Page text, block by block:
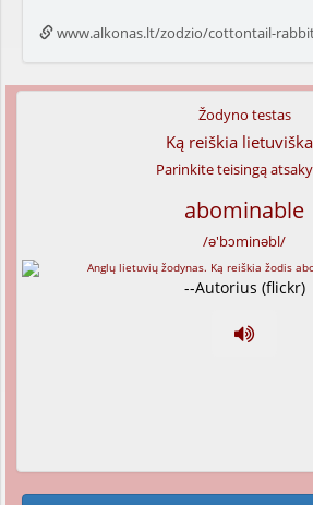
www.alkonas.lt/zodzio/cottontail-
Žodyno testas
Ką reiškia
Parinkite teisingą
abominable
/ə'bɔminəbl/
--Autorius (flickr)